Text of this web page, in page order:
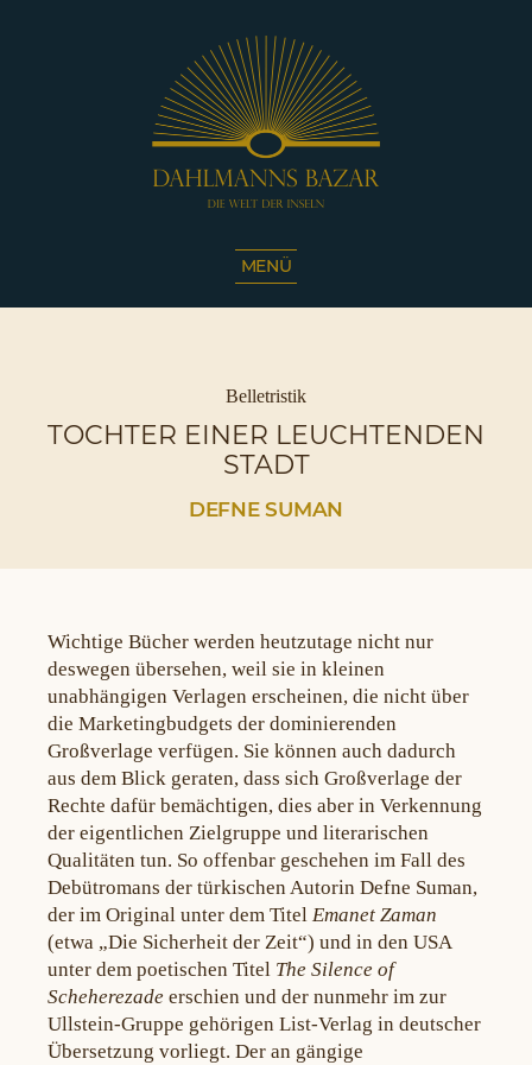
Die
|
Café
MENÜ
Kategorien
Belletristik
TOCHTER EINER LEUCHTENDEN
STADT
DEFNE SUMAN
Wichtige Bücher werden heutzutage nicht nur
deswegen übersehen, weil sie in kleinen
unabhängigen Verlagen erscheinen, die nicht über
die Marketingbudgets der dominierenden
Großverlage verfügen. Sie können auch dadurch
aus dem Blick geraten, dass sich Großverlage der
Rechte dafür bemächtigen, dies aber in Verkennung
der eigentlichen Zielgruppe und literarischen
Qualitäten tun. So offenbar geschehen im Fall des
Debütromans der türkischen Autorin Defne Suman,
der im Original unter dem Titel Emanet Zaman
(etwa „Die Sicherheit der Zeit“) und in den USA
unter dem poetischen Titel The Silence of
Scheherezade erschien und der nunmehr im zur
Ullstein-Gruppe gehörigen List-Verlag in deutscher
Übersetzung vorliegt. Der an gängige